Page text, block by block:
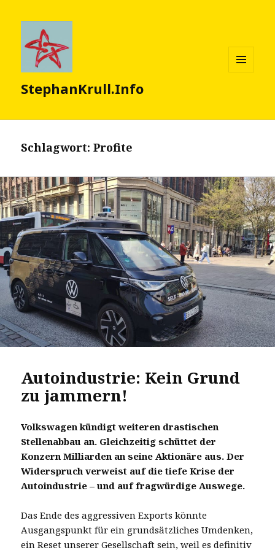
StephanKrull.Info
Schlagwort:Profite
Autoindustrie: Kein Grund
zu jammern!
Volkswagen kündigt weiteren drastischen
Stellenabbau an. Gleichzeitig schüttet der
Konzern Milliarden an seine Aktionäre aus. Der
Widerspruch verweist auf die tiefe Krise der
Autoindustrie – und auf fragwürdige Auswege.
Das Ende des aggressiven Exports könnte
Ausgangspunkt für ein grundsätzliches Umdenken,
ein Reset unserer Gesellschaft sein, weil es definitiv